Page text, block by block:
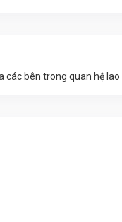
bên trong quan hệ lao